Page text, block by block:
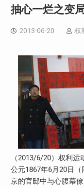
抽心一烂之变
2013-06-20 权
（2013/6/20）权利运
公元1867年6月20日
京的官邸中与心腹幕